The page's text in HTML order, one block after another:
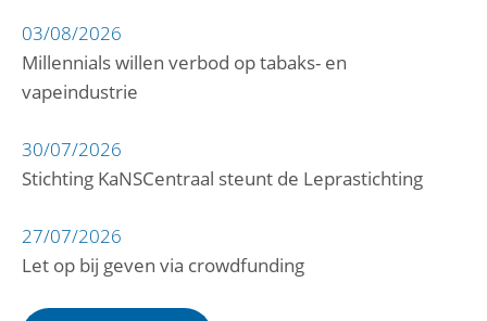
03/08/2026
Millennials willen verbod op tabaks- en
vapeindustrie
30/07/2026
Stichting KaNSCentraal steunt de Leprastichting
27/07/2026
Let op bij geven via crowdfunding